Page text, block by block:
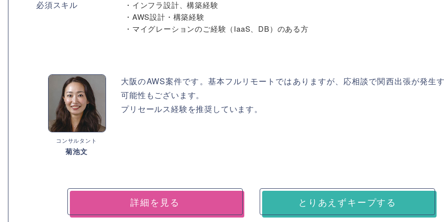
必須スキル
・インフラ設計、構築経験
・AWS設計・構築経験
・マイグレーションのご経験（IaaS、DB）のある方
コンサルタント
菊池文
大阪のAWS案件です。基本フルリモートではありますが、応相談で関西出張が発生
可能性もございます。
プリセールス経験を推奨しています。
詳細を見る とりあえずキープする